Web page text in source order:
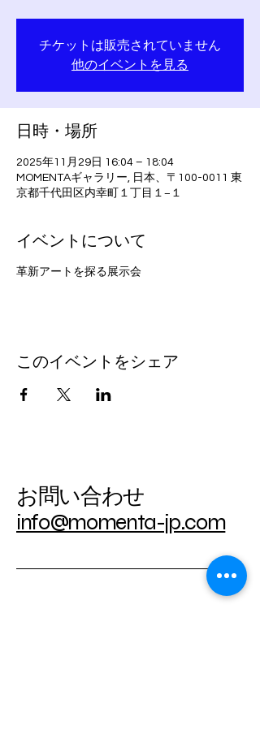
チケットは販売されていません
他のイベントを見る
日時・場所
2025年11月29日 16:04 – 18:04
MOMENTAギャラリー, 日本、〒100-0011 東
京都千代田区内幸町１丁目１−１
イベントについて
革新アートを探る展示会
このイベントをシェア
お問い合わせ
info@momenta-jp.com